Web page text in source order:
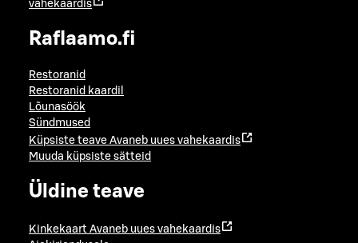
vahekaardis
Raflaamo.fi
Restoranid
Restoranid kaardil
Lõunasöök
Sündmused
Küpsiste teave Avaneb uues vahekaardis
Muuda küpsiste sätteid
Üldine teave
Kinkekaart Avaneb uues vahekaardis